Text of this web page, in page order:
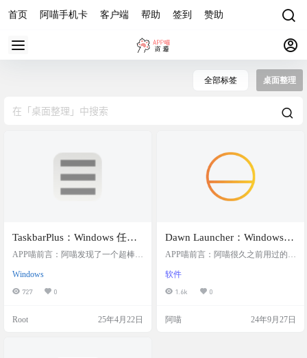
首页 阿喵手机卡 客户端 帮助 签到 赞助
全部标签 桌面整理
TaskbarPlus：Windows 任务
栏增强工具，提升桌面效率
临时信息，提升操作效率的
同时保持桌面整洁
APP喵前言：阿喵发现了一个超棒的
是你觉得任务栏的功能不够用，或
者桌面总是乱糟糟的，这个工具绝
件夹，还能自定义外观，让桌面整
Windows
727 0
Root 25年4月22日
Dawn Launcher：Windows快
捷启动工具，帮助您整理杂
理您的桌面快捷方式，让您
的桌面保持干净整洁
APP喵前言：阿喵很久之前用过的一
做Dawn Launcher。这个工具能帮你
把桌面上的快捷方式整理得井井有
文件夹、快速搜索、便携路径、扫
软件
1.6k 0
阿喵 24年9月27日